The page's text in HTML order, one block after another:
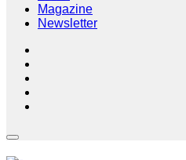
Magazine
Newsletter